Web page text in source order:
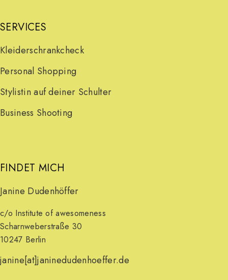
SERVICES
Kleiderschrankcheck
Personal Shopping
Stylistin auf deiner Schulter
Business Shooting
FINDET MICH
Janine Dudenhöffer
c/o Institute of awesomeness
Scharnweberstraße 30
10247 Berlin
janine[at]janinedudenhoeffer.de